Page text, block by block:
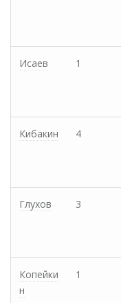
Исаев 1
Кибакин 4
Глухов 3
Копейки
н
1